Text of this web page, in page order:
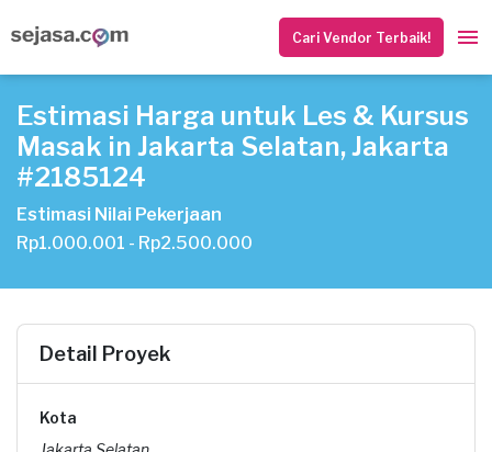
Cari Vendor Terbaik!
Estimasi Harga untuk Les & Kursus
Masak in Jakarta Selatan, Jakarta
#2185124
Estimasi Nilai Pekerjaan
Rp1.000.001 - Rp2.500.000
Detail Proyek
Kota